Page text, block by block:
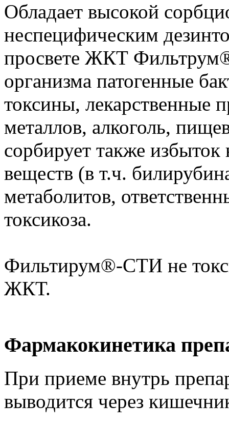
Обладает высокой
неспецифическим
просвете ЖКТ
организма патогенные
токсины, лекарственные
металлов, алкоголь,
сорбирует также
веществ (в т.ч.
метаболитов,
токсикоза.
Фильтирум®-СТИ не
ЖКТ.
Фармакокинетика
При приеме внутрь
выводится через